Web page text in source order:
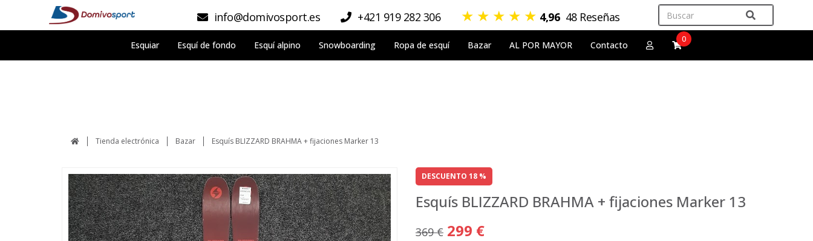
info@domivosport.es +421 919 282 306 ★ ★ ★ ★ ★ 4,96 48 Reseñas
Esquiar Esquí de fondo Esquí alpino Snowboarding Ropa de esquí Bazar AL POR MAYOR Contacto
0
Tienda electrónica Bazar Esquís BLIZZARD BRAHMA + fijaciones Marker 13
DESCUENTO 18 %
Esquís BLIZZARD BRAHMA + fijaciones Marker 13
369 € 299 €